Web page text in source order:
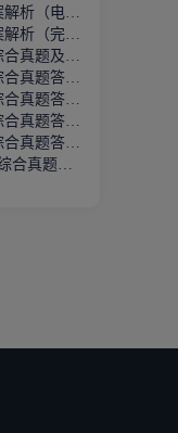
2026考研计算机真题及答案解析（电子版下载）
2026考研计算机真题及答案解析（完整版）
2026考研计算机专业基础综合真题及答案
2026考研计算机专业基础综合真题答案：数据结构
2026考研计算机专业基础综合真题答案：计算机组成原理
2026考研计算机专业基础综合真题答案：操作系统
2026考研计算机专业基础综合真题答案：计算机网络
2026考研计算机专业基础综合真题答案：单选题